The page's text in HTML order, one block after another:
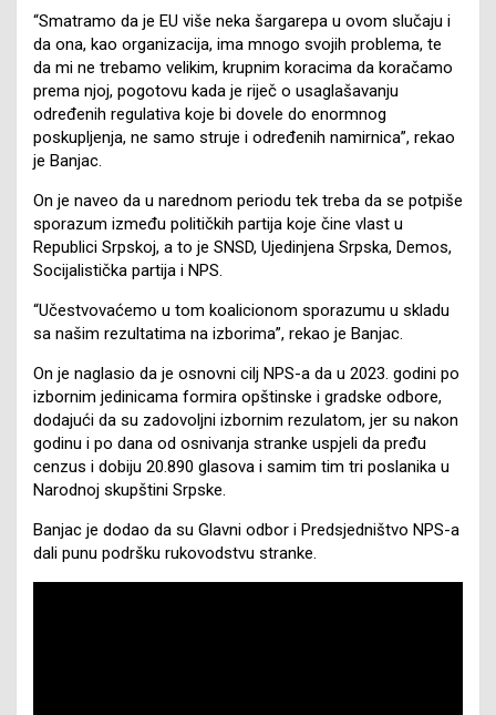
“Smatramo da je EU više neka šargarepa u ovom slučaju i
da ona, kao organizacija, ima mnogo svojih problema, te
da mi ne trebamo velikim, krupnim koracima da koračamo
prema njoj, pogotovu kada je riječ o usaglašavanju
određenih regulativa koje bi dovele do enormnog
poskupljenja, ne samo struje i određenih namirnica”, rekao
je Banjac.
On je naveo da u narednom periodu tek treba da se potpiše
sporazum između političkih partija koje čine vlast u
Republici Srpskoj, a to je SNSD, Ujedinjena Srpska, Demos,
Socijalistička partija i NPS.
“Učestvovaćemo u tom koalicionom sporazumu u skladu
sa našim rezultatima na izborima”, rekao je Banjac.
On je naglasio da je osnovni cilj NPS-a da u 2023. godini po
izbornim jedinicama formira opštinske i gradske odbore,
dodajući da su zadovoljni izbornim rezulatom, jer su nakon
godinu i po dana od osnivanja stranke uspjeli da pređu
cenzus i dobiju 20.890 glasova i samim tim tri poslanika u
Narodnoj skupštini Srpske.
Banjac je dodao da su Glavni odbor i Predsjedništvo NPS-a
dali punu podršku rukovodstvu stranke.